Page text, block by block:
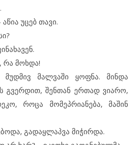
აწია უცებ თავი.
რა მოხდა!
მალვაში ყოფნა. მინდა
გვერდით, შენთან ერთად ვიარო,
როცა მომეპრიანება, მაშინ
გადაყლაპვა მიჭირდა.